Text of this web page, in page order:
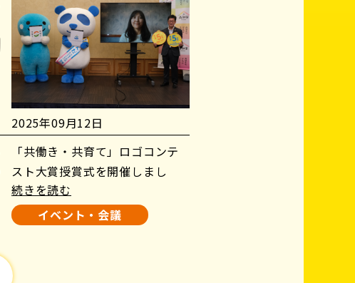
2025年09月12日
「共働き・共育て」ロゴコンテ
スト大賞授賞式を開催しまし
た！
続きを読む
イベント・会議